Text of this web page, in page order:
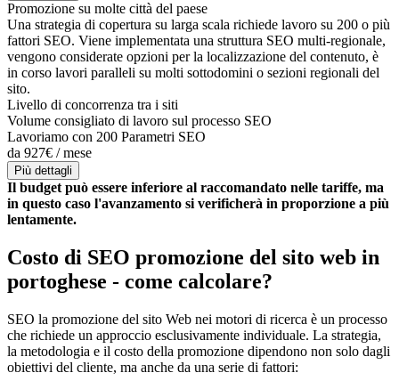
Promozione su molte città del paese
Una strategia di copertura su larga scala richiede lavoro su 200 o più
fattori SEO. Viene implementata una struttura SEO multi-regionale,
vengono considerate opzioni per la localizzazione del contenuto, è
in corso lavori paralleli su molti sottodomini o sezioni regionali del
sito.
Livello di concorrenza tra i siti
Volume consigliato di lavoro sul processo SEO
Lavoriamo con 200 Parametri SEO
da 927€ / mese
Più dettagli
Il budget può essere inferiore al raccomandato nelle tariffe, ma
in questo caso l'avanzamento si verificherà in proporzione a più
lentamente.
Costo di SEO promozione del sito web in
portoghese - come calcolare?
SEO la promozione del sito Web nei motori di ricerca è un processo
che richiede un approccio esclusivamente individuale. La strategia,
la metodologia e il costo della promozione dipendono non solo dagli
obiettivi del cliente, ma anche da una serie di fattori: